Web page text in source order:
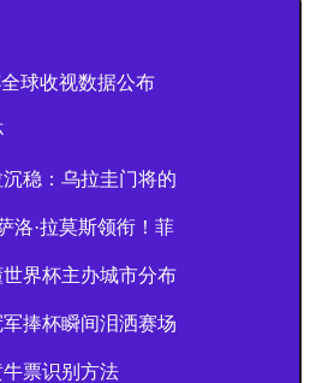
球收视数据公布
稳：乌拉圭门将的
洛·拉莫斯领衔！菲
界杯主办城市分布
捧杯瞬间泪洒赛场
牛票识别方法